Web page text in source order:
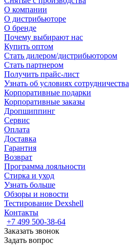
О компании
О дистрибьюторе
О бренде
Почему выбирают нас
Купить оптом
Стать дилером/дистрибьютором
Стать партнером
Получить прайс-лист
Узнать об условиях сотрудничества
Корпоративные подарки
Корпоративные заказы
Дропшиппинг
Сервис
Оплата
Доставка
Гарантия
Возврат
Программа лояльности
Стирка и уход
Узнать больше
Обзоры и новости
Тестирование Dexshell
Контакты
+7 499 500-38-64
Заказать звонок
Задать вопрос